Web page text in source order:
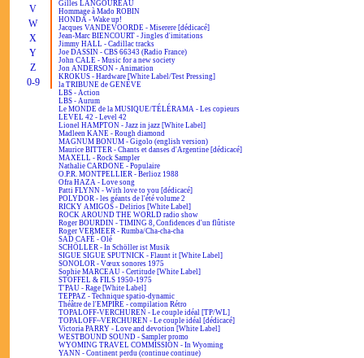
V
W
X
Y
Z
0-9
Gilles LANGOUREAU
Hommage à Mado ROBIN
HONDA - Wake up!
Jacques VANDEVOORDE - Miserere [dédicacé]
Jean-Marc BIENCOURT - Jingles d'imitations
Jimmy HALL - Cadillac tracks
Joe DASSIN - CBS 66343 (Radio France)
John CALE - Music for a new society
Jon ANDERSON - Animation
KROKUS - Hardware [White Label/Test Pressing]
la TRIBUNE de GENÈVE
LBS - Action
LBS - Aurum
Le MONDE de la MUSIQUE/TÉLÉRAMA - Les copieurs
LEVEL 42 - Level 42
Lionel HAMPTON - Jazz in jazz [White Label]
Madleen KANE - Rough diamond
MAGNUM BONUM - Gigolo (english version)
Maurice BITTER - Chants et danses d'Argentine [dédicacé]
MAXELL - Rock Sampler
Nathalie CARDONE - Populaire
O.P.R. MONTPELLIER - Berlioz 1988
Ofra HAZA - Love song
Patti FLYNN - With love to you [dédicacé]
POLYDOR - les géants de l'été volume 2
RICKY AMIGOS - Delirios [White Label]
ROCK AROUND THE WORLD radio show
Roger BOURDIN - TIMING 8, Confidences d'un flûtiste
Roger VERMEER - Rumba/Cha-cha-cha
SAD CAFÉ - Olé
SCHÖLLER - In Schöller ist Musik
SIGUE SIGUE SPUTNICK - Flaunt it [White Label]
SONOLOR - Vœux sonores 1975
Sophie MARCEAU - Certitude [White Label]
STOFFEL & FILS 1950-1975
T'PAU - Rage [White Label]
TEPPAZ - Technique spatio-dynamic
Théâtre de l'EMPIRE - compilation Rétro
TOPALOFF-VERCHUREN - Le couple idéal [TP/WL]
TOPALOFF~VERCHUREN - Le couple idéal [dédicacé]
Victoria PARRY - Love and devotion [White Label]
WESTBOUND SOUND - Sampler promo
WYOMING TRAVEL COMMISSION - In Wyoming
YANN - Continent perdu (continue continue)